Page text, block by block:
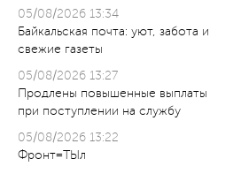
05/08/2026 13:34
Байкальская почта: уют, забота и
свежие газеты
05/08/2026 13:27
Продлены повышенные выплаты
при поступлении на службу
05/08/2026 13:22
Фронт=ТЫл